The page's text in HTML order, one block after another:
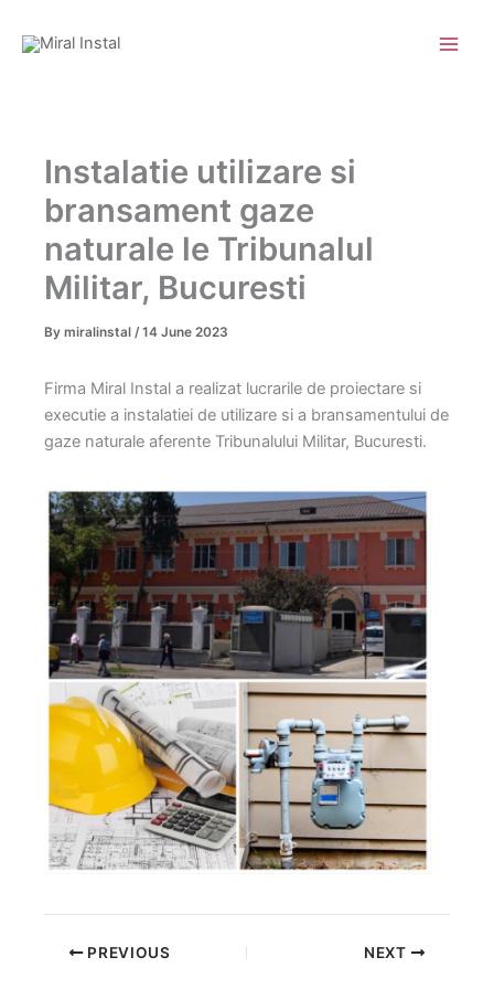
Instalatie utilizare si
bransament gaze
naturale le Tribunalul
Militar, Bucuresti
By miralinstal /14 June 2023
Firma Miral Instal a realizat lucrarile de proiectare si
executie a instalatiei de utilizare si a bransamentului de
gaze naturale aferente Tribunalului Militar, Bucuresti.
PREVIOUS NEXT